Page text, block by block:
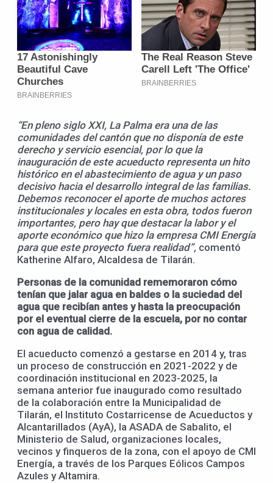
“En pleno siglo XXI, La Palma era una de las
comunidades del cantón que no disponía de este
derecho y servicio esencial, por lo que la
inauguración de este acueducto representa un hito
histórico en el abastecimiento de agua y un paso
decisivo hacia el desarrollo integral de las familias.
Debemos reconocer el aporte de muchos actores
institucionales y locales en esta obra, todos fueron
importantes, pero hay que destacar la labor y el
aporte económico que hizo la empresa CMI Energía
para que este proyecto fuera realidad”, comentó
Katherine Alfaro, Alcaldesa de Tilarán.
Personas de la comunidad rememoraron cómo
tenían que jalar agua en baldes o la suciedad del
agua que recibían antes y hasta la preocupación
por el eventual cierre de la escuela, por no contar
con agua de calidad.
El acueducto comenzó a gestarse en 2014 y, tras
un proceso de construcción en 2021-2022 y de
coordinación institucional en 2023-2025, la
semana anterior fue inaugurado como resultado
de la colaboración entre la Municipalidad de
Tilarán, el Instituto Costarricense de Acueductos y
Alcantarillados (AyA), la ASADA de Sabalito, el
Ministerio de Salud, organizaciones locales,
vecinos y finqueros de la zona, con el apoyo de CMI
Energía, a través de los Parques Eólicos Campos
Azules y Altamira.